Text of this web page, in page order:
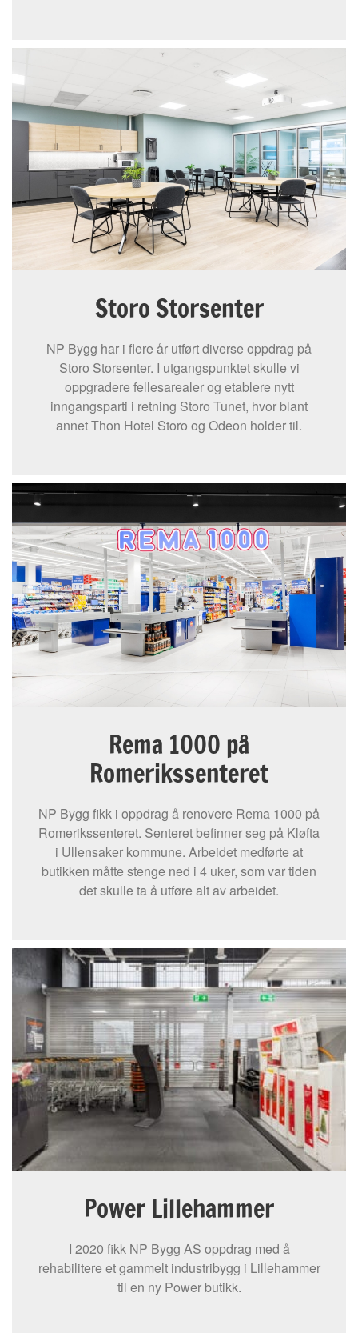
Storo Storsenter
NP Bygg har i flere år utført diverse oppdrag på
Storo Storsenter. I utgangspunktet skulle vi
oppgradere fellesarealer og etablere nytt
inngangsparti i retning Storo Tunet, hvor blant
annet Thon Hotel Storo og Odeon holder til.
Rema 1000 på
Romerikssenteret
NP Bygg fikk i oppdrag å renovere Rema 1000 på
Romerikssenteret. Senteret befinner seg på Kløfta
i Ullensaker kommune. Arbeidet medførte at
butikken måtte stenge ned i 4 uker, som var tiden
det skulle ta å utføre alt av arbeidet.
Power Lillehammer
I 2020 fikk NP Bygg AS oppdrag med å
rehabilitere et gammelt industribygg i Lillehammer
til en ny Power butikk.